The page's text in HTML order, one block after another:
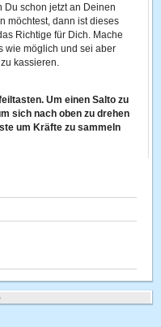
Du schon jetzt an Deinen
möchtest, dann ist dieses
Richtige für Dich. Mache
wie möglich und sei aber
kassieren.
Um einen Salto zu
sich nach oben zu drehen
um Kräfte zu sammeln